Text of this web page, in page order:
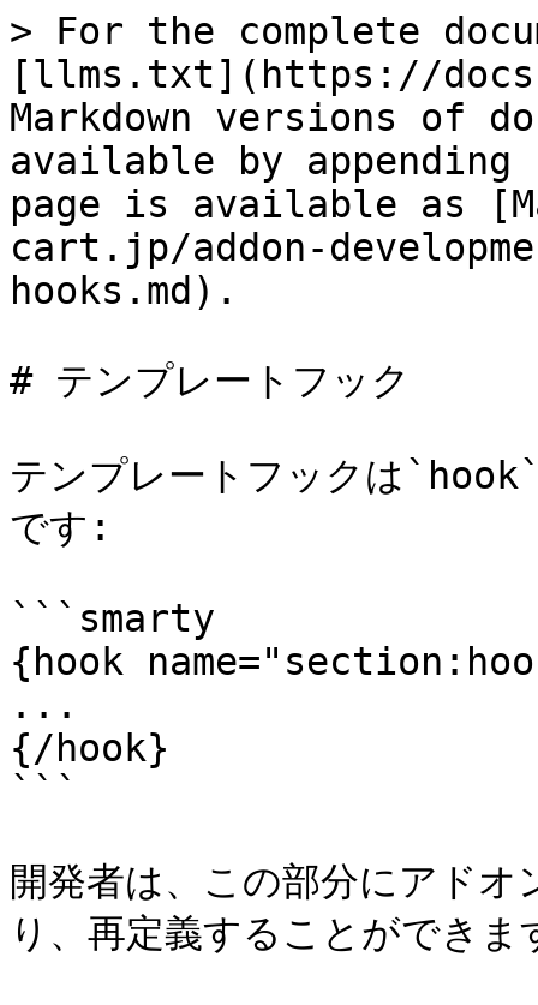
> For the complete
[llms.txt](https://
Markdown versions of
available by
page is available as
cart.jp/addon-
hooks.md).
# テンプレートフック
テンプレートフックは
です:
```smarty
{hook
...
{/hook}
```
開発者は、この部分にアド
り、再定義することができま